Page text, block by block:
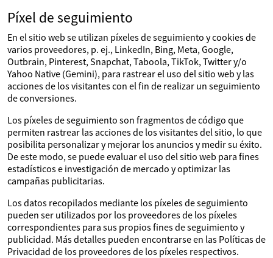
Píxel de seguimiento
En el sitio web se utilizan píxeles de seguimiento y cookies de
varios proveedores, p. ej., LinkedIn, Bing, Meta, Google,
Outbrain, Pinterest, Snapchat, Taboola, TikTok, Twitter y/o
Yahoo Native (Gemini), para rastrear el uso del sitio web y las
acciones de los visitantes con el fin de realizar un seguimiento
de conversiones.
Los píxeles de seguimiento son fragmentos de código que
permiten rastrear las acciones de los visitantes del sitio, lo que
posibilita personalizar y mejorar los anuncios y medir su éxito.
De este modo, se puede evaluar el uso del sitio web para fines
estadísticos e investigación de mercado y optimizar las
campañas publicitarias.
Los datos recopilados mediante los píxeles de seguimiento
pueden ser utilizados por los proveedores de los píxeles
correspondientes para sus propios fines de seguimiento y
publicidad. Más detalles pueden encontrarse en las Políticas de
Privacidad de los proveedores de los píxeles respectivos.